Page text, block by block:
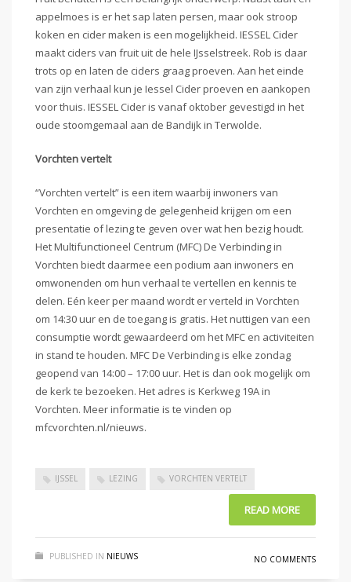
appelmoes is er het sap laten persen, maar ook stroop
koken en cider maken is een mogelijkheid. IESSEL Cider
maakt ciders van fruit uit de hele IJsselstreek. Rob is daar
trots op en laten de ciders graag proeven. Aan het einde
van zijn verhaal kun je Iessel Cider proeven en aankopen
voor thuis. IESSEL Cider is vanaf oktober gevestigd in het
oude stoomgemaal aan de Bandijk in Terwolde.
Vorchten vertelt
“Vorchten vertelt” is een item waarbij inwoners van
Vorchten en omgeving de gelegenheid krijgen om een
presentatie of lezing te geven over wat hen bezig houdt.
Het Multifunctioneel Centrum (MFC) De Verbinding in
Vorchten biedt daarmee een podium aan inwoners en
omwonenden om hun verhaal te vertellen en kennis te
delen. Eén keer per maand wordt er verteld in Vorchten
om 14:30 uur en de toegang is gratis. Het nuttigen van een
consumptie wordt gewaardeerd om het MFC en activiteiten
in stand te houden. MFC De Verbinding is elke zondag
geopend van 14:00 – 17:00 uur. Het is dan ook mogelijk om
de kerk te bezoeken. Het adres is Kerkweg 19A in
Vorchten. Meer informatie is te vinden op
mfcvorchten.nl/nieuws.
IJSSEL LEZING VORCHTEN VERTELT
READ MORE
PUBLISHED IN NIEUWS NO COMMENTS